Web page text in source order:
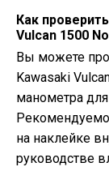
Как
Vulcan 1500
Вы можете
Kawasaki
манометра
на наклейке
руководстве